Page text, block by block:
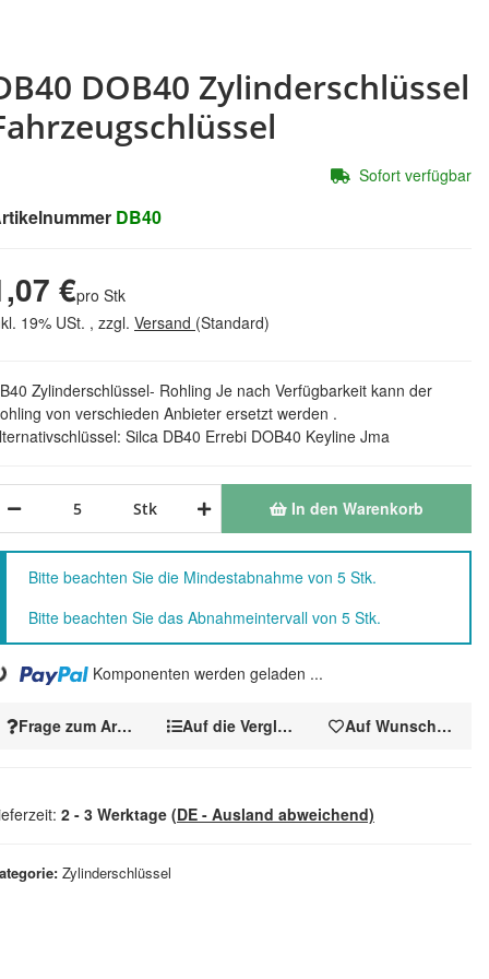
DOB40 Zylinderschlüssel
DB40
Zylinderschlüssel
Zylinderschlüssel- Rohling Je nach Verfügbarkeit kann der
von verschieden Anbieter ersetzt werden .
Silca DB40 Errebi DOB40 Keyline Jma
€pro Stk
19% USt. , zzgl. Versand (Standard)
Frage zum Artikel Auf die VergleichslisteAuf Wunschzettel
Stk In den Warenkorb
x
Bitte beachten Sie die Mindestabnahme von 5 Stk.
Bitte beachten Sie das Abnahmeintervall von 5 Stk.
Komponenten werden geladen ...
Sofort verfügbar
2 - 3 Werktage (DE - Ausland abweichend)